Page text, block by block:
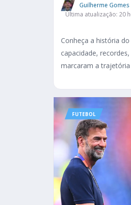
Guilherme Gomes
Última atualização: 20
Conheça a história
capacidade,
marcaram a
FUTEBOL